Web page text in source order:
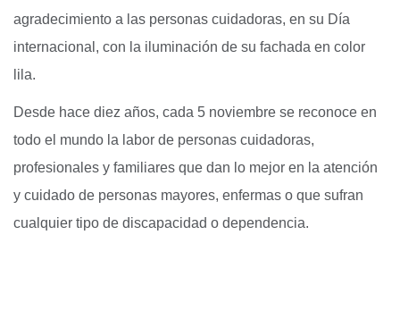
agradecimiento a las personas cuidadoras, en su Día
internacional, con la iluminación de su fachada en color
lila.
Desde hace diez años, cada 5 noviembre se reconoce en
todo el mundo la labor de personas cuidadoras,
profesionales y familiares que dan lo mejor en la atención
y cuidado de personas mayores, enfermas o que sufran
cualquier tipo de discapacidad o dependencia.